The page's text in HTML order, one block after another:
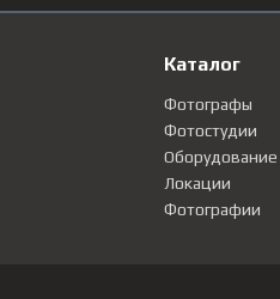
Каталог
Фотографы
Фотостудии
Оборудование
Локации
Фотографии